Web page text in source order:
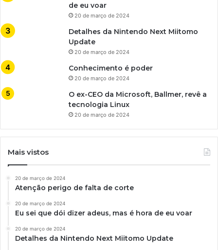
de eu voar
20 de março de 2024
Detalhes da Nintendo Next Miitomo
Update
20 de março de 2024
Conhecimento é poder
20 de março de 2024
O ex-CEO da Microsoft, Ballmer, revê a
tecnologia Linux
20 de março de 2024
Mais vistos
20 de março de 2024
Atenção perigo de falta de corte
20 de março de 2024
Eu sei que dói dizer adeus, mas é hora de eu voar
20 de março de 2024
Detalhes da Nintendo Next Miitomo Update